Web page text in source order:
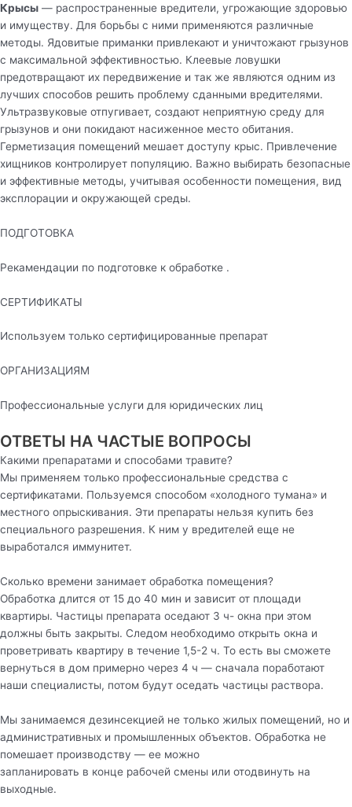
Крысы — распространенные вредители, угрожающие здоровью
и имуществу. Для борьбы с ними применяются различные
методы. Ядовитые приманки привлекают и уничтожают грызунов
с максимальной эффективностью. Клеевые ловушки
предотвращают их передвижение и так же являются одним из
лучших способов решить проблему сданными вредителями.
Ультразвуковые отпугивает, создают неприятную среду для
грызунов и они покидают насиженное место обитания.
Герметизация помещений мешает доступу крыс. Привлечение
хищников контролирует популяцию. Важно выбирать безопасные
и эффективные методы, учитывая особенности помещения, вид
эксплорации и окружающей среды.
ПОДГОТОВКА
Рекамендации по подготовке к обработке .
СЕРТИФИКАТЫ
Используем только сертифицированные препарат
ОРГАНИЗАЦИЯМ
Профессиональные услуги для юридических лиц
ОТВЕТЫ НА ЧАСТЫЕ ВОПРОСЫ
Какими препаратами и способами травите?
Мы применяем только профессиональные средства с
сертификатами. Пользуемся способом «холодного тумана» и
местного опрыскивания. Эти препараты нельзя купить без
специального разрешения. К ним у вредителей еще не
выработался иммунитет.
Сколько времени занимает обработка помещения?
Обработка длится от 15 до 40 мин и зависит от площади
квартиры. Частицы препарата оседают 3 ч- окна при этом
должны быть закрыты. Следом необходимо открыть окна и
проветривать квартиру в течение 1,5-2 ч. То есть вы сможете
вернуться в дом примерно через 4 ч — сначала поработают
наши специалисты, потом будут оседать частицы раствора.
Мы занимаемся дезинсекцией не только жилых помещений, но и
административных и промышленных объектов. Обработка не
помешает производству — ее можно
запланировать в конце рабочей смены или отодвинуть на
выходные.